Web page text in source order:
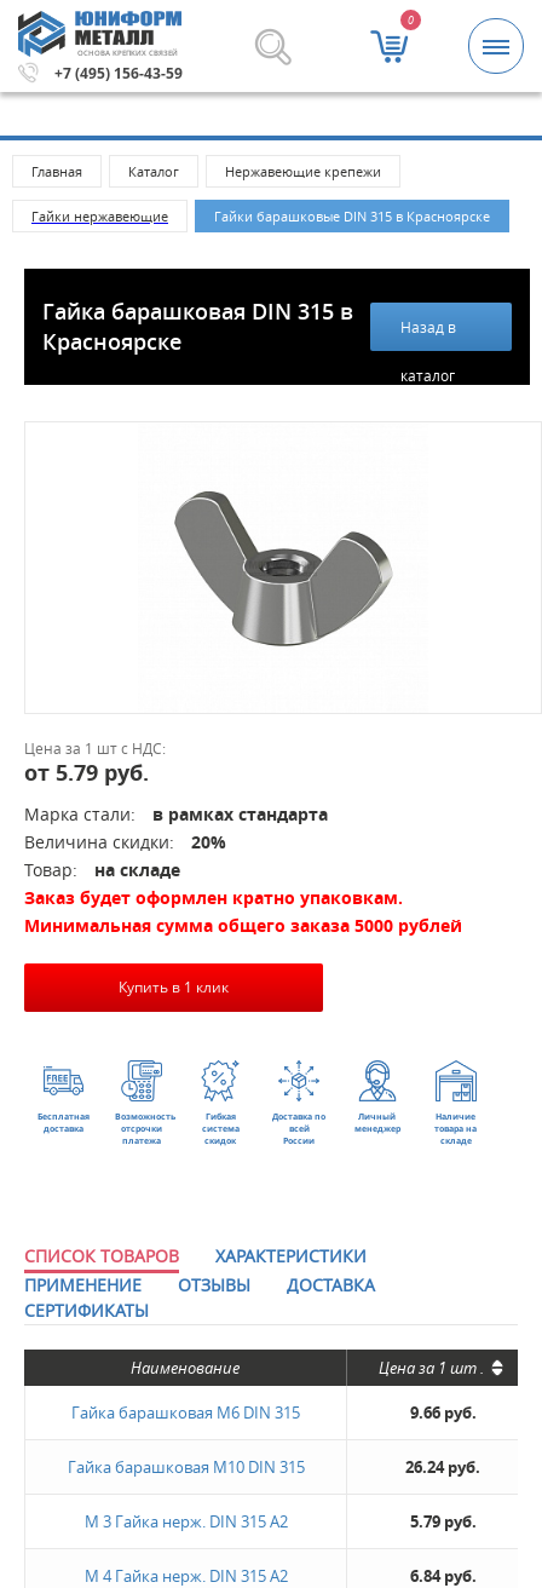
ОСНОВА КРЕПКИХ СВЯЗЕЙ
+7 (495) 156-43-59
0
5000 рублей. Метизы и крепежные изделия
Главная Каталог Нержавеющие крепежи
Гайки нержавеющие Гайки барашковые DIN 315 в Красноярске
Гайка барашковая DIN 315 в
Красноярске
Назад в
каталог
Цена за 1 шт с НДС:
от 5.79 руб.
Марка стали:
в рамках стандарта
Величина скидки:
20%
Товар:
на складе
Заказ будет оформлен кратно упаковкам.
Минимальная сумма общего заказа 5000 рублей
Купить в 1 клик
Бесплатная
доставка
Возможность
отсрочки
платежа
Гибкая
система
скидок
Доставка по
всей
России
Личный
менеджер
Наличие
товара на
складе
СПИСОК ТОВАРОВ
ХАРАКТЕРИСТИКИ
ПРИМЕНЕНИЕ
ОТЗЫВЫ
ДОСТАВКА
СЕРТИФИКАТЫ
Наименование Цена за 1 шт.
Гайка барашковая М6 DIN 315 9.66 руб.
Гайка барашковая М10 DIN 315 26.24 руб.
М 3 Гайка нерж. DIN 315 А2 5.79 руб.
М 4 Гайка нерж. DIN 315 А2 6.84 руб.